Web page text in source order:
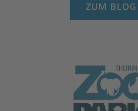
ZUM BLOG